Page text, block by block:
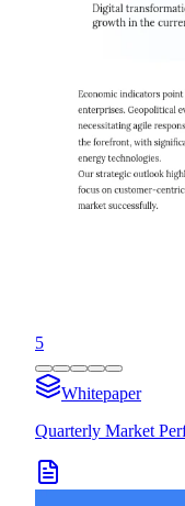
5
Whitepaper
Quarterly Market